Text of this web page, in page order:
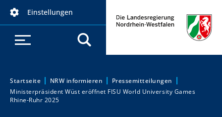
Einstellungen
Sie sind hier:
Startseite NRW informieren
Pressemitteilungen
Ministerpräsident Wüst eröffnet FISU World University Games
Rhine-Ruhr 2025